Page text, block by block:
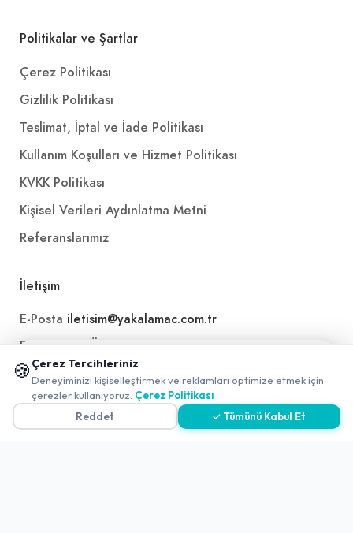
Politikalar ve Şartlar
Çerez Politikası
Gizlilik Politikası
Teslimat, İptal ve İade Politikası
Kullanım Koşulları ve Hizmet Politikası
KVKK Politikası
Kişisel Verileri Aydınlatma Metni
Referanslarımız
İletişim
E-Posta iletisim@yakalamac.com.tr
Dokuz Eylül Üniversitesi Teknoparkı Adatepe Mah.
Doğuş Cad. No:207 Z İç Kapı No:1 Buca/İzmir
🍪 Çerez Tercihleriniz
Deneyiminizi kişiselleştirmek ve reklamları optimize etmek için
çerezler kullanıyoruz. Çerez Politikası
Reddet
✓ Tümünü Kabul Et
📱 Mobil uygulamamızı keşfedin!
✖